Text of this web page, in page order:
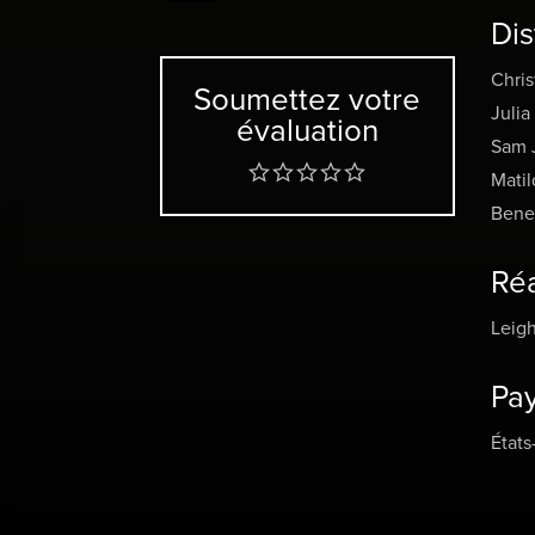
Soumettez votre
évaluation
fille,
elle
Julia
Sam